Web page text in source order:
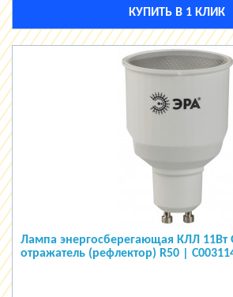
КУПИТЬ В 1 КЛИК
Лампа энергосберегающая КЛЛ 11Вт
отражатель (рефлектор) R50 |